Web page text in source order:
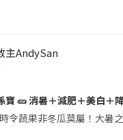
示」🚨
意隨身行李中的行動電
主AndySan
🥒 消暑＋減肥＋美白＋降
令蔬果非冬瓜莫屬！大暑